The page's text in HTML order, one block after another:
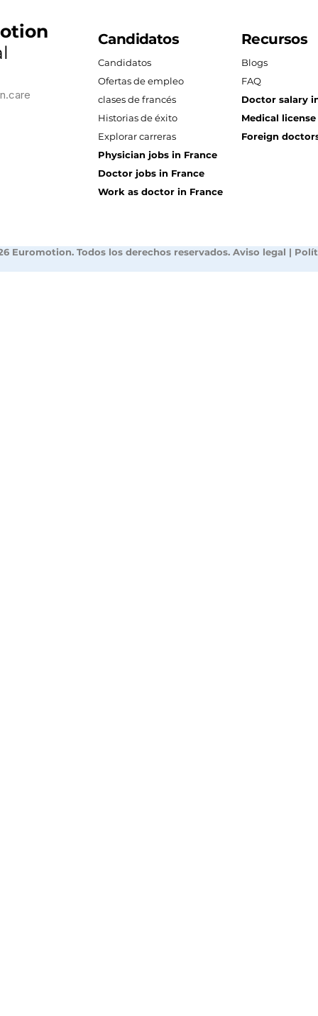
Candidatos
Candidatos
Ofertas de empleo
clases de francés
Historias de éxito
Explorar carreras
Physician jobs in France
Doctor jobs in France
Work as doctor in France
Recursos
Blogs
FAQ
Doctor salary
Medical
Foreign
Euromotion. Todos los derechos reservados. Aviso legal |